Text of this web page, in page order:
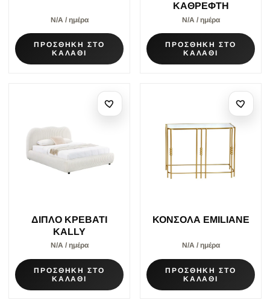
Ν/Α / ημέρα
ΠΡΟΣΘΗΚΗ ΣΤΟ
ΚΑΛΑΘΙ
ΚΑΘΡΕΦΤΗ
Ν/Α / ημέρα
ΠΡΟΣΘΗΚΗ ΣΤΟ
ΚΑΛΑΘΙ
ΔΙΠΛΟ ΚΡΕΒΑΤΙ
KALLY
Ν/Α / ημέρα
ΠΡΟΣΘΗΚΗ ΣΤΟ
ΚΑΛΑΘΙ
ΚΟΝΣΟΛΑ EMILIANE
Ν/Α / ημέρα
ΠΡΟΣΘΗΚΗ ΣΤΟ
ΚΑΛΑΘΙ